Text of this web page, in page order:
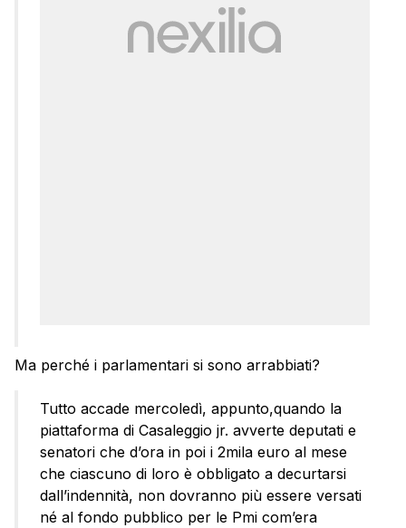
Ma perché i parlamentari si sono arrabbiati?
Tutto accade mercoledì, appunto,quando la
piattaforma di Casaleggio jr. avverte deputati e
senatori che d’ora in poi i 2mila euro al mese
che ciascuno di loro è obbligato a decurtarsi
dall’indennità, non dovranno più essere versati
né al fondo pubblico per le Pmi com’era